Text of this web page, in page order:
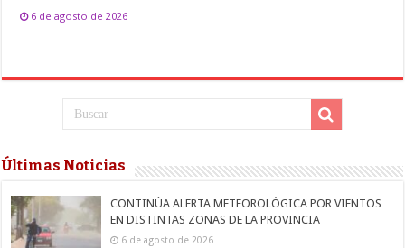
6 de agosto de 2026
Últimas Noticias
CONTINÚA ALERTA METEOROLÓGICA POR VIENTOS
EN DISTINTAS ZONAS DE LA PROVINCIA
6 de agosto de 2026